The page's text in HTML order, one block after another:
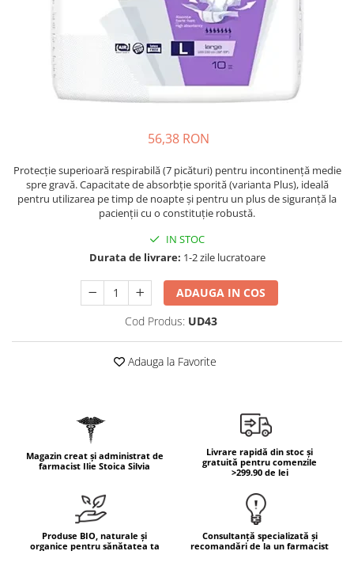
Piele, păr & unghii
Tranzit intestinal
Colesterol & tensiune
Sănătatea copiilor
Alergii
Anti Intepaturi
Îngrijirea Tenului
Creme de față
Creme cu SPF
Demachiante
Măști pentru față
Exfoliante
Creme pentru ochi
Îngrijirea Corpului
Creme de corp
Uleiuri de corp
Creme SPF față
Creme SPF corp
Spray SPF
Uleiuri bronzare
Acceleratoare bronz
Igienă Personală
Colagen
Creatina
Curcumin (Turmeric)
Fier
Garcinia
L-Arginina
Magneziu
Multivitamine
Zinc Bisglicinat
56,38 RON
Protecție superioară respirabilă (7 picături) pentru incontinență medie
spre gravă. Capacitate de absorbție sporită (varianta Plus), ideală
pentru utilizarea pe timp de noapte și pentru un plus de siguranță la
pacienții cu o constituție robustă.
IN STOC
Durata de livrare: 1-2 zile lucratoare
ADAUGA IN COS
Cod Produs: UD43
Adauga la Favorite
Magazin creat și administrat de
farmacist Ilie Stoica Silvia
Livrare rapidă din stoc și
gratuită pentru comenzile
>299.90 de lei
Produse BIO, naturale și
organice pentru sănătatea ta
Consultanță specializată și
recomandări de la un farmacist